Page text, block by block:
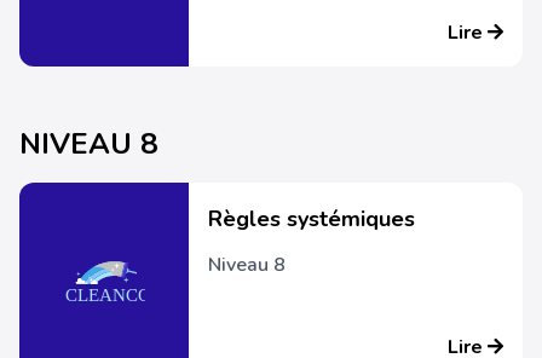
Lire
NIVEAU 8
Règles systémiques
Niveau 8
Lire